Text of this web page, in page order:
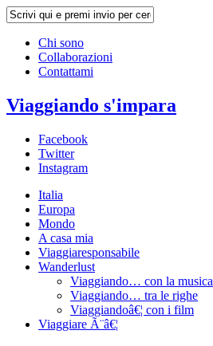
Chi sono
Collaborazioni
Contattami
Viaggiando s'impara
Facebook
Twitter
Instagram
Italia
Europa
Mondo
A casa mia
Viaggiaresponsabile
Wanderlust
Viaggiando… con la musica
Viaggiando… tra le righe
Viaggiandoâ€¦ con i film
Viaggiare Ã¨â€¦